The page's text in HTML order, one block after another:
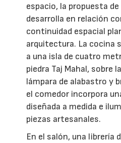
espacio, la propuesta
desarrolla en relación
continuidad espacial
arquitectura. La cocina
a una isla de cuatro
piedra Taj Mahal, sobre
lámpara de alabastro y
el comedor incorpora
diseñada a medida e
piezas artesanales.
En el salón, una librería